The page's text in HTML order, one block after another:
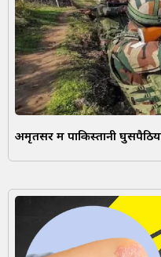
अमृतसर में पाकिस्तानी